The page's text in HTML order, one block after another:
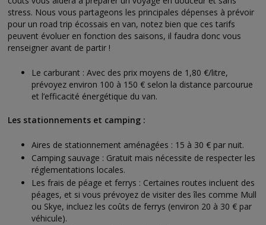
stress. Nous vous partageons les principales dépenses à prévoir
pour un road trip écossais en van, notez bien que ces tarifs
peuvent évoluer en fonction des saisons, il faudra donc vous
renseigner avant de partir !
Le carburant : Avec des prix moyens de 1,80 €/litre,
prévoyez environ 100 à 150 € selon la distance parcourue
et l’efficacité énergétique du van.
Les stationnements et camping :
Aires de stationnement aménagées : 15 à 30 € par nuit.
Camping sauvage : Gratuit mais nécessite de respecter les
réglementations locales.
Les frais de péage et ferrys : Certaines routes incluent des
péages, et si vous prévoyez de visiter des îles comme Mull
ou Skye, incluez les coûts de ferrys (environ 20 à 30 € par
véhicule).